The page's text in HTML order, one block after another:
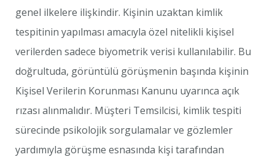
genel ilkelere ilişkindir. Kişinin uzaktan kimlik
tespitinin yapılması amacıyla özel nitelikli kişisel
verilerden sadece biyometrik verisi kullanılabilir. Bu
doğrultuda, görüntülü görüşmenin başında kişinin
Kişisel Verilerin Korunması Kanunu uyarınca açık
rızası alınmalıdır. Müşteri Temsilcisi, kimlik tespiti
sürecinde psikolojik sorgulamalar ve gözlemler
yardımıyla görüşme esnasında kişi tarafından